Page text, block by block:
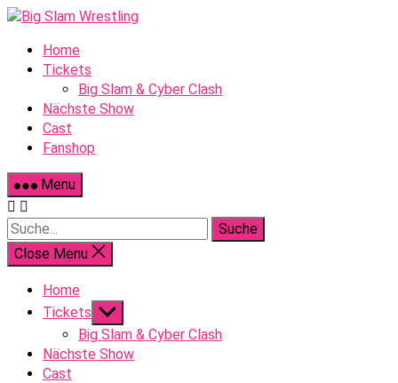
Skip
contentHome
Tickets
Big Slam & Cyber Clash
Nächste Show
Cast
Fanshop
Menu
Suche
Close Menu
Home
Tickets Show
sub
menu
Big Slam & Cyber Clash
Nächste Show
Cast